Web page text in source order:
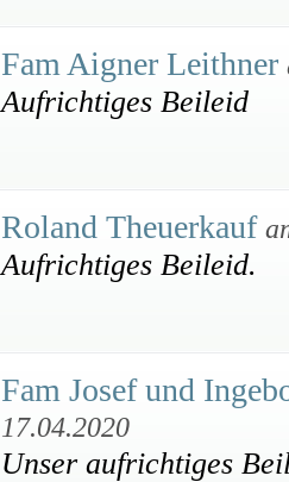
Fam Aigner Leithner
Aufrichtiges Beileid
Roland Theuerkauf
Aufrichtiges Beileid.
Fam Josef und
17.04.2020
Unser aufrichtiges